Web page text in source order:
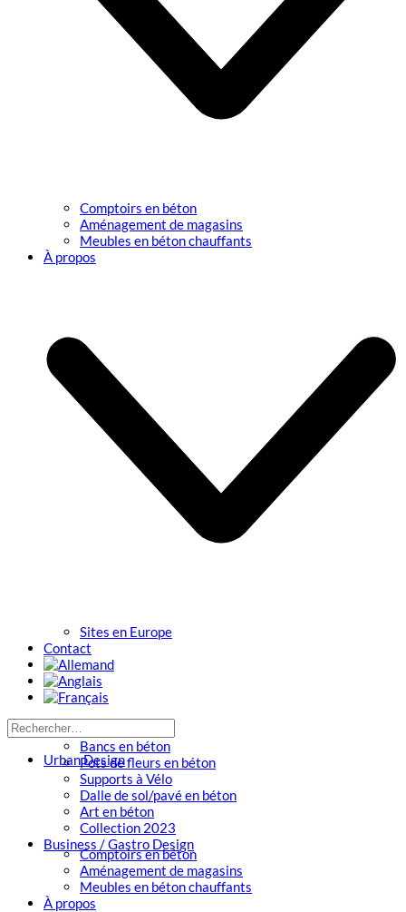
Comptoirs en béton
Aménagement de magasins
Meubles en béton chauffants
À propos
Sites en Europe
Contact
Urban Design
Bancs en béton
Pots de fleurs en béton
Supports à Vélo
Dalle de sol/pavé en béton
Art en béton
Collection 2023
Business / Gastro Design
Comptoirs en béton
Aménagement de magasins
Meubles en béton chauffants
À propos